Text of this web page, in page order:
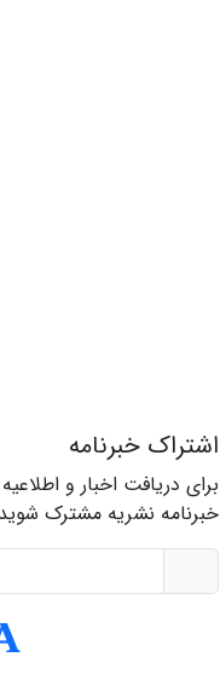
اشتراک خبرنامه
برای دریافت اخبار و
خبرنامه نشریه مشترک